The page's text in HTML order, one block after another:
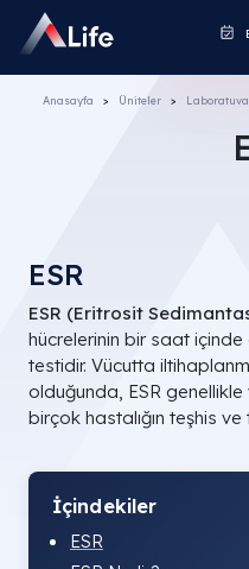
Anasayfa Üniteler
ESR
ESR (Eritrosit
hücrelerinin bir saat içinde
testidir. Vücutta
olduğunda, ESR genellikle
birçok hastalığın teşhis
İçindekiler
ESR